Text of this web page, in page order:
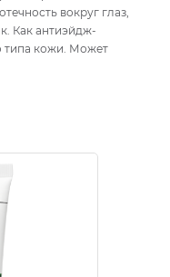
вокруг глаз,
Как антиэйдж-
типа кожи. Может